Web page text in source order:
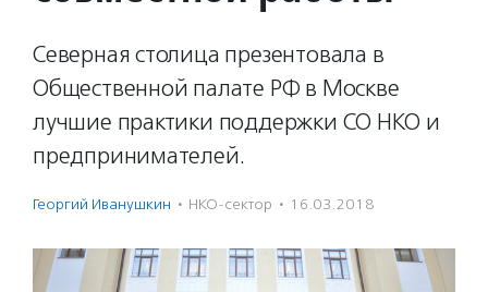
Северная столица презентовала в
Общественной палате РФ в Москве
лучшие практики поддержки СО НКО и
предпринимателей.
Георгий Иванушкин · НКО-сектор · 16.03.2018